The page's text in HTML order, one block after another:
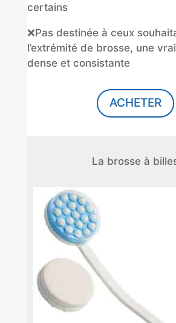
certains
❌Pas destinée à ceux
l’extrémité de brosse, une
dense et consistante
ACHETER
La brosse à